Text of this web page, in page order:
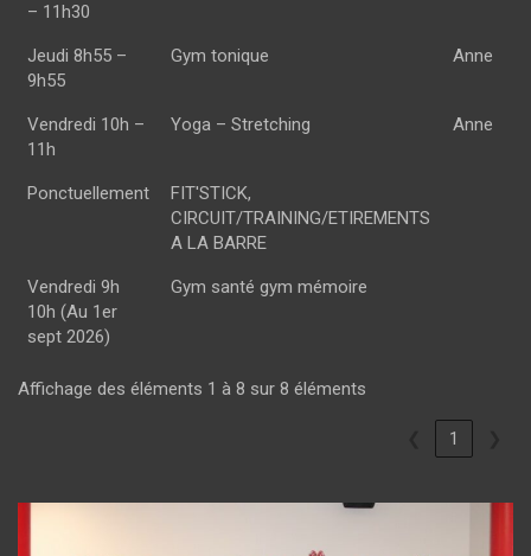
– 11h30
Jeudi 8h55 –
9h55
Gym tonique Anne
Vendredi 10h –
11h
Yoga – Stretching Anne
Ponctuellement
FIT'STICK,
CIRCUIT/TRAINING/ETIREMENTS
A LA BARRE
Vendredi 9h
10h (Au 1er
sept 2026)
Gym santé gym mémoire
Affichage des éléments 1 à 8 sur 8 éléments
1